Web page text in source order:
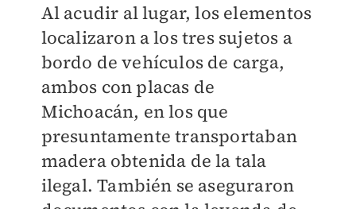
Al acudir al lugar, los elementos
localizaron a los tres sujetos a
bordo de vehículos de carga,
ambos con placas de
Michoacán, en los que
presuntamente transportaban
madera obtenida de la tala
ilegal. También se aseguraron